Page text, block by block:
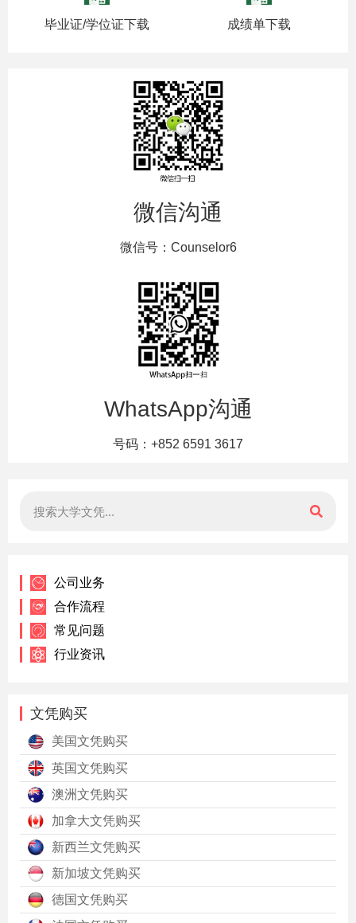
毕业证/学位证下载 成绩单下载
微信沟通
微信号：Counselor6
WhatsApp沟通
号码：+852 6591 3617
公司业务
合作流程
常见问题
行业资讯
文凭购买
美国文凭购买
英国文凭购买
澳洲文凭购买
加拿大文凭购买
新西兰文凭购买
新加坡文凭购买
德国文凭购买